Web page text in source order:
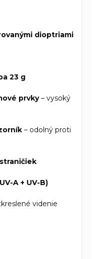
dioptriami
23 g
prvky– vysoký
– odolný proti
A + UV-B)
videnie